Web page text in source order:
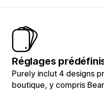
Réglages
Purely inclut 4 designs
boutique, y compris